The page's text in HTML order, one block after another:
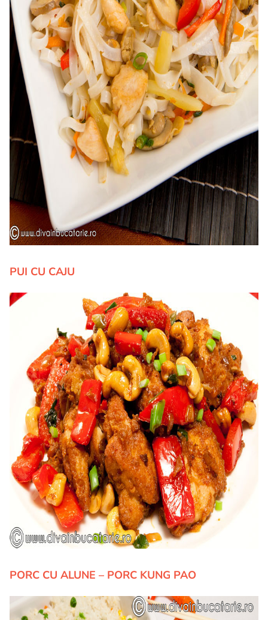
PUI CU CAJU
PORC CU ALUNE – PORC KUNG PAO